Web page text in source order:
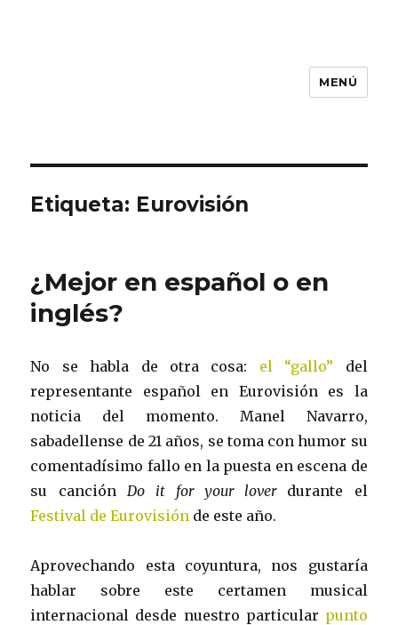
MENÚ
Etiqueta: Eurovisión
¿Mejor en español o en
inglés?
No se habla de otra cosa: el “gallo” del
representante español en Eurovisión es la
noticia del momento. Manel Navarro,
sabadellense de 21 años, se toma con humor su
comentadísimo fallo en la puesta en escena de
su canción Do it for your loverdurante el
Festival de Eurovisión de este año.
Aprovechando esta coyuntura, nos gustaría
hablar sobre este certamen musical
internacional desde nuestro particular punto